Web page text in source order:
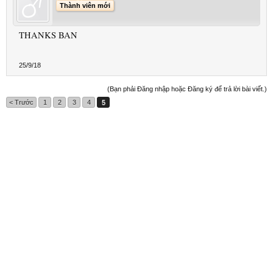
Thành viên mới
THANKS BAN
25/9/18
(Bạn phải Đăng nhập hoặc Đăng ký để trả lời bài viết.)
< Trước
1 2 3 4 5